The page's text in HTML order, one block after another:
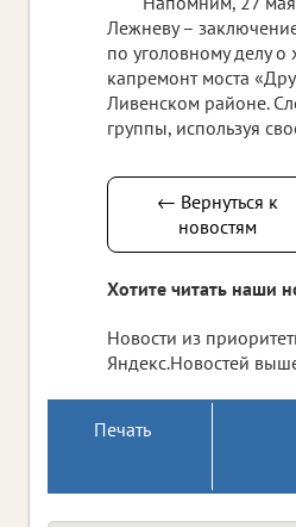
Лежневу –
по уголовному делу
капремонт моста
Ливенском районе.
группы, используя
← Вернуться к
новостям
Хотите читать наши
Новости из
Яндекс.Новостей
Печать